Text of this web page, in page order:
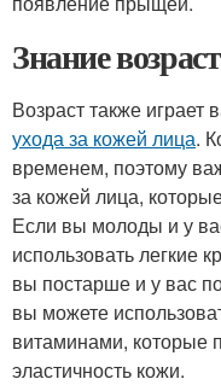
Знание
Возраст также
ухода за кожей лица.
временем, поэтому
за кожей лица,
Если вы молоды и у
использовать легкие
вы постарше и у вас
вы можете
витаминами, которые
эластичность кожи.